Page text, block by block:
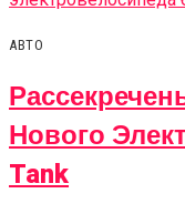
АВТО
Нового
Tank